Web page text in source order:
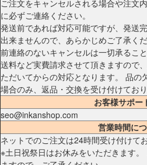
ご注文をキャンセルされる場合や注文
に必ずご連絡ください。
発送前であれば対応可能ですが、発送
出来ませんので、あらかじめご了承く
前連絡のないキャンセルは一切承ること
送料など実費請求させて頂きますので
ただいてからの対応となります。 品の
場合のみ、返品・交換を受け付けており
お客様サポー
seo@inkanshop.com
営業時間に
ネットでのご注文は24時間受け付けて
※土日祝祭日はお休みをいただきます